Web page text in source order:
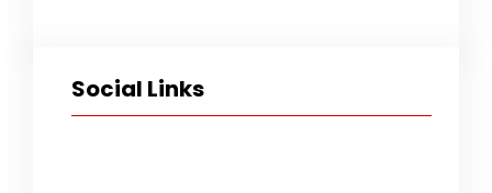
Social Links